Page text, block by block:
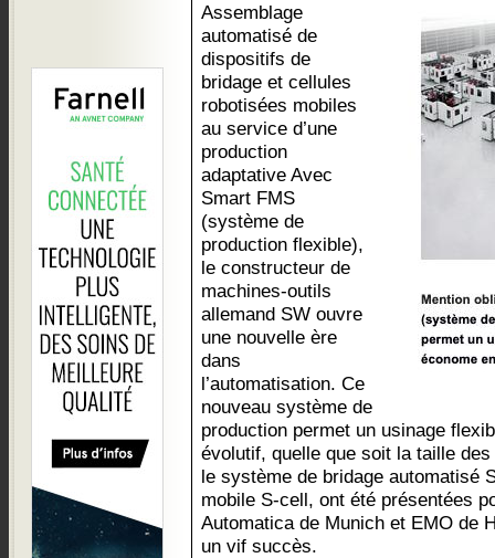
Assemblage
automatisé de
dispositifs de
bridage et cellules
robotisées mobiles
au service d’une
production
adaptative Avec
Smart FMS
(système de
production flexible),
le constructeur de
machines-outils
allemand SW ouvre
une nouvelle ère
dans
l’automatisation. Ce
nouveau système de
production permet un usinage
évolutif, quelle que soit la taille
le système de bridage automatisé
mobile S-cell, ont été présentées
Automatica de Munich et EMO de
un vif succès.